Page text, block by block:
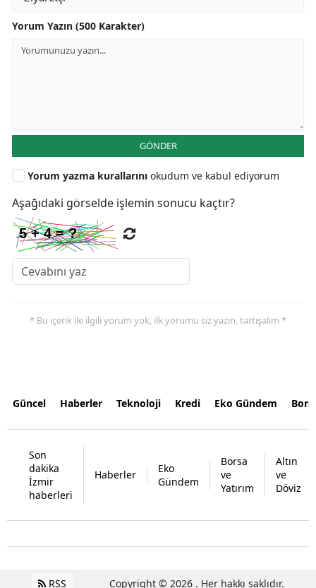
Yorum Yazın (500 Karakter)
GÖNDER
Yorum yazma kurallarını okudum ve kabul ediyorum
Aşağıdaki görselde işlemin sonucu kaçtır?
* Bu içerik ile ilgili yorum yok, ilk yorumu siz yazın, tartışalım *
Güncel Haberler Teknoloji Kredi Eko Gündem
Son
dakika
İzmir
haberleri
Haberler
Eko
Gündem
Borsa
ve
Yatırım
Altın
ve
Döviz
RSS Copyright © 2026 . Her hakkı saklıdır.